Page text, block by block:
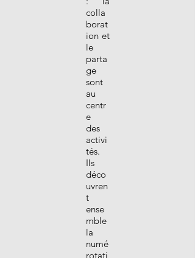
colla
borat
ion et
le
parta
ge
sont
au
centr
e
des
activi
tés.
Ils
déco
uvren
t
ense
mble
la
numé
rotati